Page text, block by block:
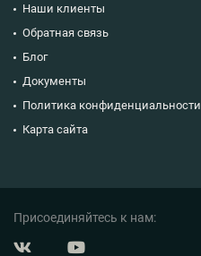
Наши клиенты
Обратная связь
Блог
Документы
Политика конфиденциальности
Карта сайта
Присоединяйтесь к нам: